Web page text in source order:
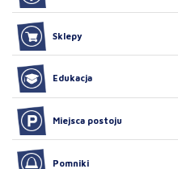
Sklepy
Edukacja
Miejsca postoju
Pomniki